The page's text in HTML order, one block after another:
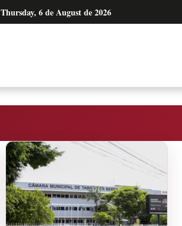
Thursday, 6 de August de 2026